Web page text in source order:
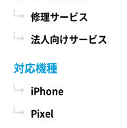
修理サービス
法人向けサービス
対応機種
iPhone
Pixel